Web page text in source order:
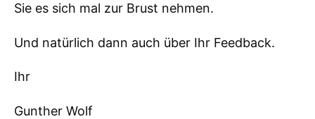
Sie es sich mal zur Brust nehmen.
Und natürlich dann auch über Ihr Feedback.
Ihr
Gunther Wolf